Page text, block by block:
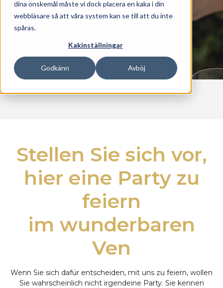
dina önskemål måste vi dock placera en kaka i din
webbläsare så att våra system kan se till att du inte
spåras.
Kakinställningar
Godkänn Avböj
Stellen Sie sich vor,
hier eine Party zu
feiern
im wunderbaren
Ven
Wenn Sie sich dafür entscheiden, mit uns zu feiern, wollen
Sie wahrscheinlich nicht irgendeine Party. Sie kennen